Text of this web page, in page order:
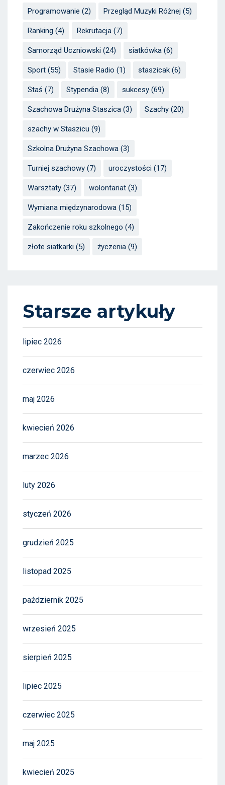
Programowanie (2) Przegląd Muzyki Różnej (5)
Ranking (4) Rekrutacja (7)
Samorząd Uczniowski (24) siatkówka (6)
Sport (55) Stasie Radio (1) staszicak (6)
Staś (7) Stypendia (8) sukcesy (69)
Szachowa Drużyna Staszica (3) Szachy (20)
szachy w Staszicu (9)
Szkolna Drużyna Szachowa (3)
Turniej szachowy (7) uroczystości (17)
Warsztaty (37) wolontariat (3)
Wymiana międzynarodowa (15)
Zakończenie roku szkolnego (4)
złote siatkarki (5) życzenia (9)
Starsze artykuły
lipiec 2026
czerwiec 2026
maj 2026
kwiecień 2026
marzec 2026
luty 2026
styczeń 2026
grudzień 2025
listopad 2025
październik 2025
wrzesień 2025
sierpień 2025
lipiec 2025
czerwiec 2025
maj 2025
kwiecień 2025